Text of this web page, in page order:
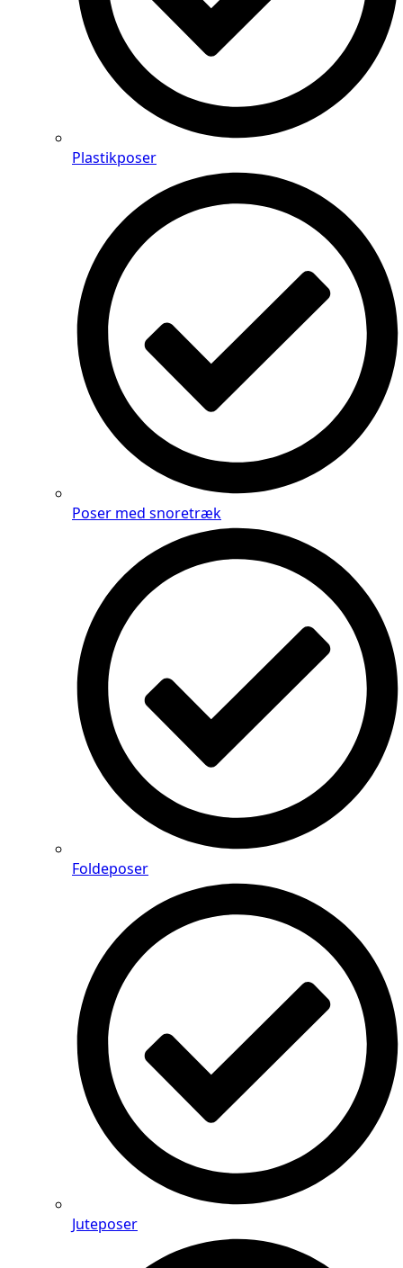
Plastikposer
Poser med snoretræk
Foldeposer
Juteposer